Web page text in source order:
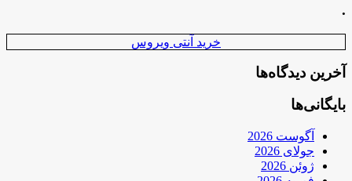
.
خرید آنتی ویروس
آخرین دیدگاه‌ها
بایگانی‌ها
آگوست 2026
جولای 2026
ژوئن 2026